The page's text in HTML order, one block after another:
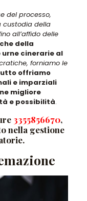
del processo,
custodia della
all’affido delle
della
cinerarie al
forniamo le
offriamo
e imparziali
migliore
e possibilità.
3355856670,
nella gestione